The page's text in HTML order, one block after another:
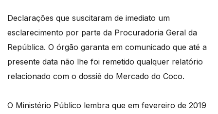
Declarações que suscitaram de imediato um
esclarecimento por parte da Procuradoria Geral da
República. O órgão garanta em comunicado que até a
presente data não lhe foi remetido qualquer relatório
relacionado com o dossiê do Mercado do Coco.
O Ministério Público lembra que em fevereiro de 2019